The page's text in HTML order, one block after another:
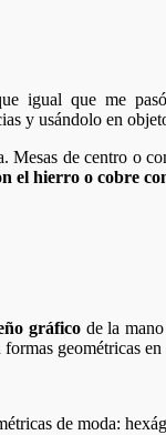
igual que me
y usándolo en
de centro o
el hierro o cobre
gráficode la mano
geométricas
de moda: